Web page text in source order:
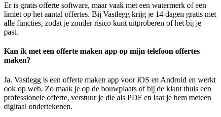
Er is gratis offerte software, maar vaak met een watermerk of een
limiet op het aantal offertes. Bij Vastlegg krijg je 14 dagen gratis met
alle functies, zodat je zonder risico kunt uitproberen of het bij je
past.
Kan ik met een offerte maken app op mijn telefoon offertes
maken?
Ja. Vastlegg is een offerte maken app voor iOS en Android en werkt
ook op web. Zo maak je op de bouwplaats of bij de klant thuis een
professionele offerte, verstuur je die als PDF en laat je hem meteen
digitaal ondertekenen.